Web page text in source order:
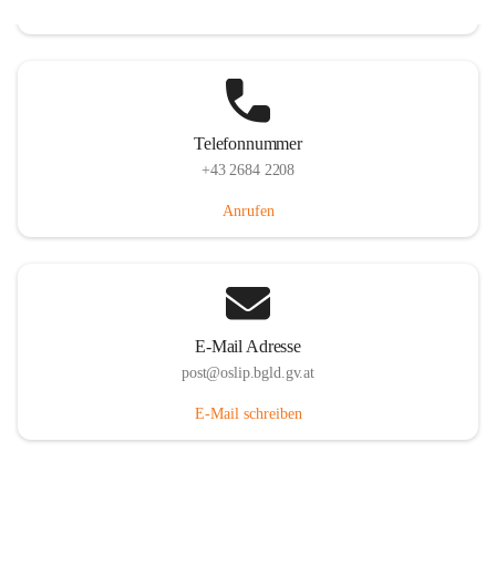
Telefonnummer
+43 2684 2208
Anrufen
E-Mail Adresse
post@oslip.bgld.gv.at
E-Mail schreiben